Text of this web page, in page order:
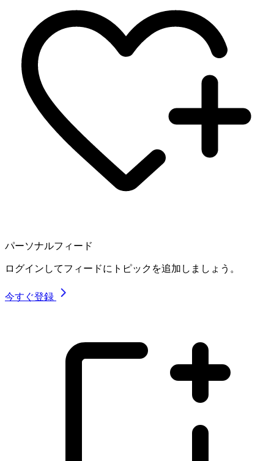
パーソナルフィード
ログインしてフィードにトピックを追加しましょう。
今すぐ登録